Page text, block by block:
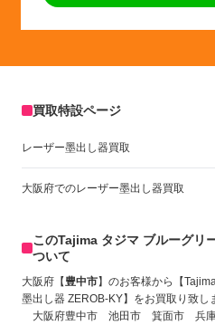
買取特設ページ
レーザー墨出し器買取
大阪府でのレーザー墨出し器買取
このTajima タジマ ブルーグリ
ついて
大阪府【豊中市】のお客様から【
墨出し器 ZEROB-KY】をお買取り致し
大阪府豊中市 池田市 箕面市 兵